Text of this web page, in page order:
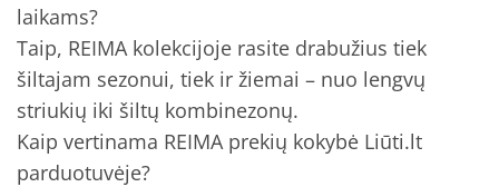
laikams?
Taip, REIMA kolekcijoje rasite drabužius tiek
šiltajam sezonui, tiek ir žiemai – nuo lengvų
striukių iki šiltų kombinezonų.
Kaip vertinama REIMA prekių kokybė Liūti.lt
parduotuvėje?